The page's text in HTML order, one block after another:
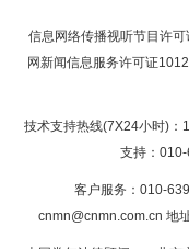
信息网络传播视听节目许
网新闻信息服务许可证
技术支持热线(7X24小时)
支持：
客户服务：010-
cnmn@cnmn.com.cn 地